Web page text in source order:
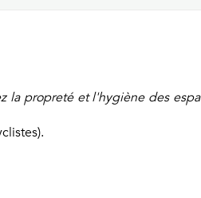
la propreté et l'hygiène des